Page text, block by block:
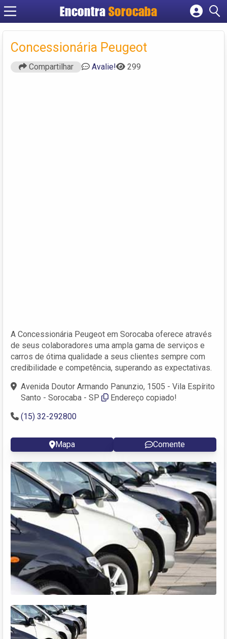
EncontraSorocaba
Cadastrar empresa
Criar conta
Concessionária Peugeot
Compartilhar Avalie! 299
A Concessionária Peugeot em Sorocaba oferece através
de seus colaboradores uma ampla gama de serviços e
carros de ótima qualidade a seus clientes sempre com
credibilidade e competência, superando as expectativas.
Avenida Doutor Armando Panunzio, 1505 - Vila Espírito
Santo - Sorocaba - SP
Endereço copiado!
(15) 32-292800
Mapa Comente